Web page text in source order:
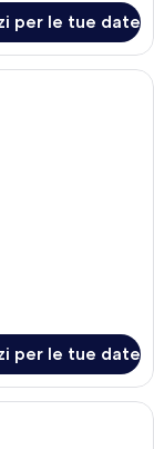
per le tue date
con un letto
per le tue date
notturno con